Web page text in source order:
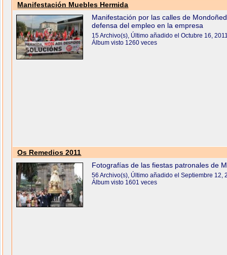
Manifestación Muebles Hermida
Manifestación por las calles de
defensa del empleo en la empresa
15 Archivo(s), Último añadido el Octubre 16,
Álbum visto 1260 veces
Os Remedios 2011
Fotografías de las fiestas patronales de
56 Archivo(s), Último añadido el Septiembre 12,
Álbum visto 1601 veces